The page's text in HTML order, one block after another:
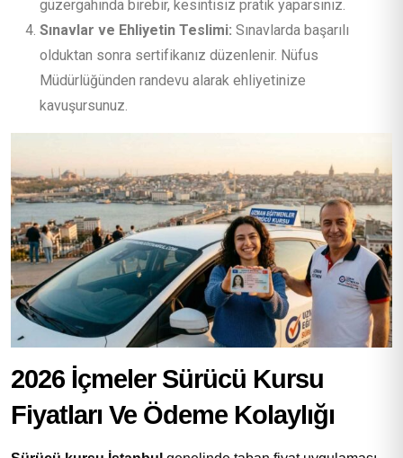
güzergahında birebir, kesintisiz pratik yaparsınız.
Sınavlar ve Ehliyetin Teslimi: Sınavlarda başarılı
olduktan sonra sertifikanız düzenlenir. Nüfus
Müdürlüğünden randevu alarak ehliyetinize
kavuşursunuz.
2026 İçmeler Sürücü Kursu
Fiyatları Ve Ödeme Kolaylığı